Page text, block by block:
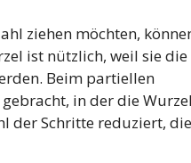
ziehen möchten,
ist nützlich, weil sie die
Beim partiellen
in der die Wurzel
der Schritte reduziert,